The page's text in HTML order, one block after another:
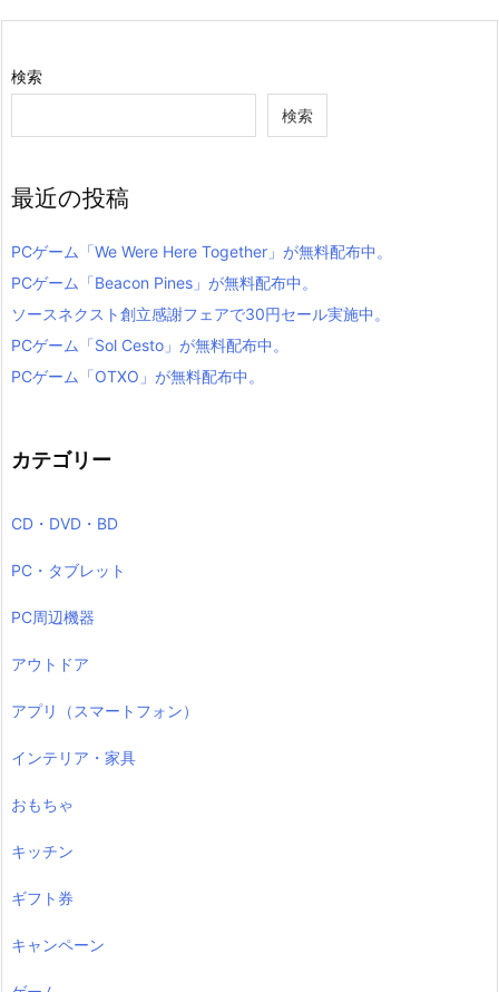
検索
検索
最近の投稿
PCゲーム「We Were Here Together」が無料配布中。
PCゲーム「Beacon Pines」が無料配布中。
ソースネクスト創立感謝フェアで30円セール実施中。
PCゲーム「Sol Cesto」が無料配布中。
PCゲーム「OTXO」が無料配布中。
カテゴリー
CD・DVD・BD
PC・タブレット
PC周辺機器
アウトドア
アプリ（スマートフォン）
インテリア・家具
おもちゃ
キッチン
ギフト券
キャンペーン